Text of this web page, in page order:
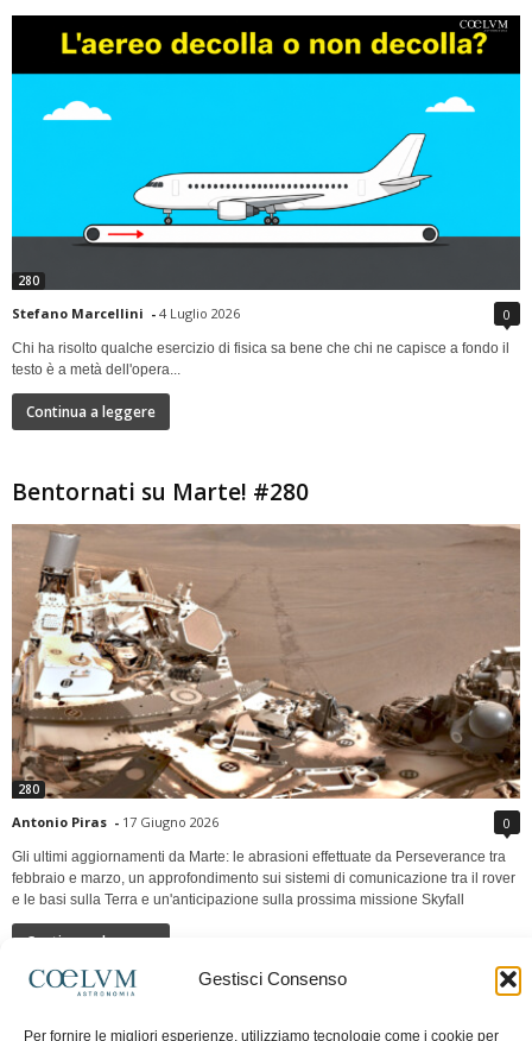
Gestisci Consenso
Per fornire le migliori esperienze, utilizziamo tecnologie come i cookie per
280
Stefano Marcellini - 4 Luglio 2026 0
Chi ha risolto qualche esercizio di fisica sa bene che chi ne capisce a fondo il
testo è a metà dell'opera...
Continua a leggere
Bentornati su Marte! #280
280
Antonio Piras - 17 Giugno 2026 0
Gli ultimi aggiornamenti da Marte: le abrasioni effettuate da Perseverance tra
febbraio e marzo, un approfondimento sui sistemi di comunicazione tra il rover
e le basi sulla Terra e un'anticipazione sulla prossima missione Skyfall
Continua a leggere